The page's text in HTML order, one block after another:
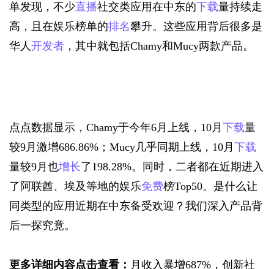
单发现，不少直播社交类应用在中东的下载量持续走
高，且在娱乐榜单的排名攀升。这些应用背后很多是
华人开发者 ，其中就包括Chamy和Mucy两款产品。
点点数据显示，Chamy于今年6月上线，10月 下载量
较9月激增686.86%；Mucy几乎同期上线，10月 下载
量较9月也增长了198.28%。同时，二者都在近期进入
了阿联酋、埃及等地的娱乐免费榜Top50。是什么让
同类型的应用近期在中东备受欢迎？我们深入产品背
后一探究竟。
更多详细内容点击查看： 月收入暴增687%，创新社